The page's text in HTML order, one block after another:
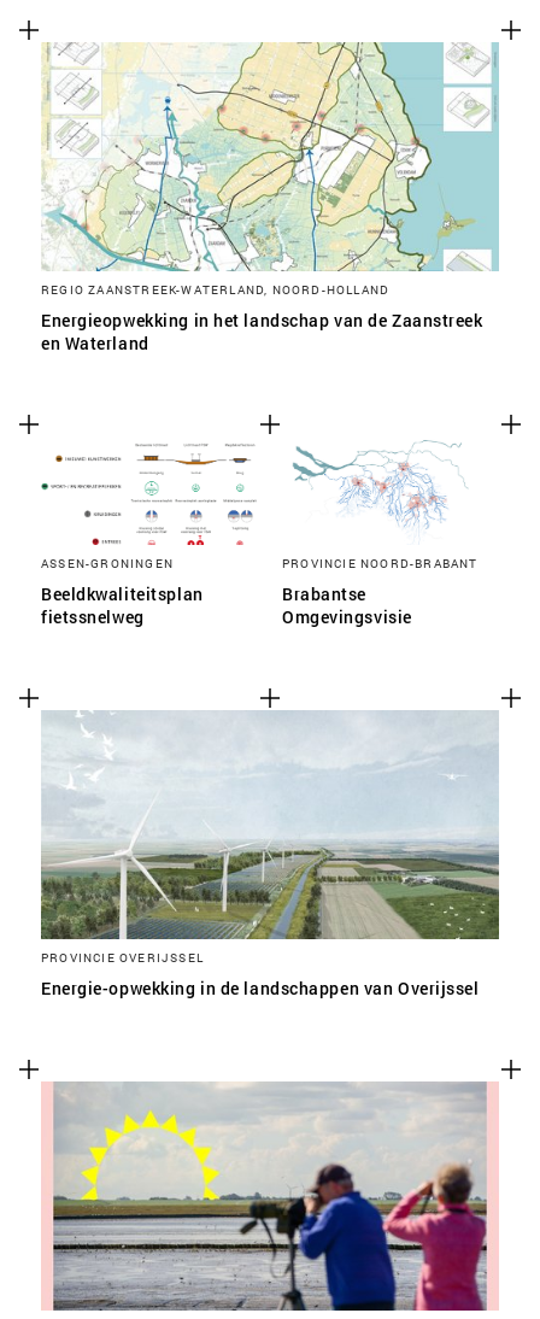
REGIO ZAANSTREEK-WATERLAND, NOORD-HOLLAND
Energieopwekking in het landschap van de Zaanstreek
en Waterland
ASSEN-GRONINGEN
Beeldkwaliteitsplan
fietssnelweg
PROVINCIE NOORD-BRABANT
Brabantse
Omgevingsvisie
PROVINCIE OVERIJSSEL
Energie-opwekking in de landschappen van Overijssel